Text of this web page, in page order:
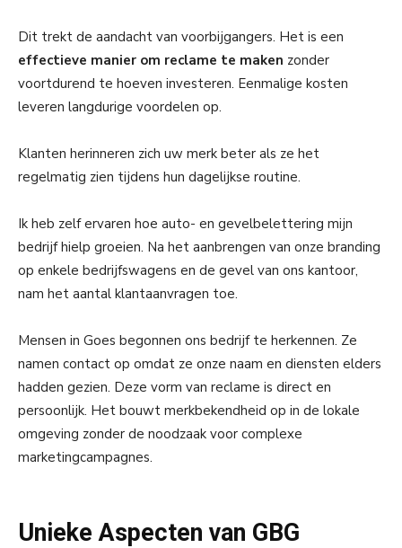
Dit trekt de aandacht van voorbijgangers. Het is een
effectieve manier om reclame te maken zonder
voortdurend te hoeven investeren. Eenmalige kosten
leveren langdurige voordelen op.
Klanten herinneren zich uw merk beter als ze het
regelmatig zien tijdens hun dagelijkse routine.
Ik heb zelf ervaren hoe auto- en gevelbelettering mijn
bedrijf hielp groeien. Na het aanbrengen van onze branding
op enkele bedrijfswagens en de gevel van ons kantoor,
nam het aantal klantaanvragen toe.
Mensen in Goes begonnen ons bedrijf te herkennen. Ze
namen contact op omdat ze onze naam en diensten elders
hadden gezien. Deze vorm van reclame is direct en
persoonlijk. Het bouwt merkbekendheid op in de lokale
omgeving zonder de noodzaak voor complexe
marketingcampagnes.
Unieke Aspecten van GBG